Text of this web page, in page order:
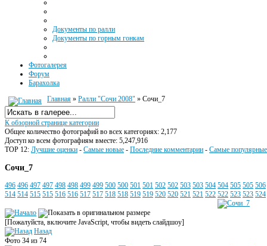
Документы по ралли
Документы по горным гонкам
Фотогалерея
Форум
Барахолка
Главная » Ралли "Сочи 2008" » Сочи_7
К обзорной странице категории
Общее количество фотографий во всех категориях: 2,177
Доступ ко всем фотографиям вместе: 5,247,916
TOP 12: Лучшие оценки - Самые новые - Последние комментарии - Самые популярные
Сочи_7
496 496 497 497 498 498 499 499 500 500 501 501 502 502 503 503 504 504 505 505 506
514 514 515 515 516 516 517 517 518 518 519 519 520 520 521 521 522 522 523 523 524
[Пожалуйста, включите JavaScript, чтобы видеть слайдшоу]
Назад
Фото 34 из 74